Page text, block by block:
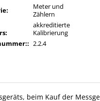
:
Meter und
Zählern
:
akkreditierte
Kalibrierung
: 2.2.4
beim Kauf der